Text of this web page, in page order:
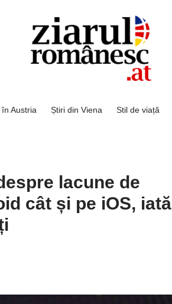
Austria Știri din Viena Stil de viață
lacune de
cât și pe iOS, iată